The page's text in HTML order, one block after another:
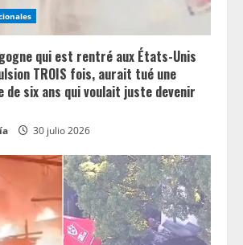
qui est rentré aux États-Unis
TROIS fois, aurait tué une
six ans qui voulait juste devenir
30 julio 2026